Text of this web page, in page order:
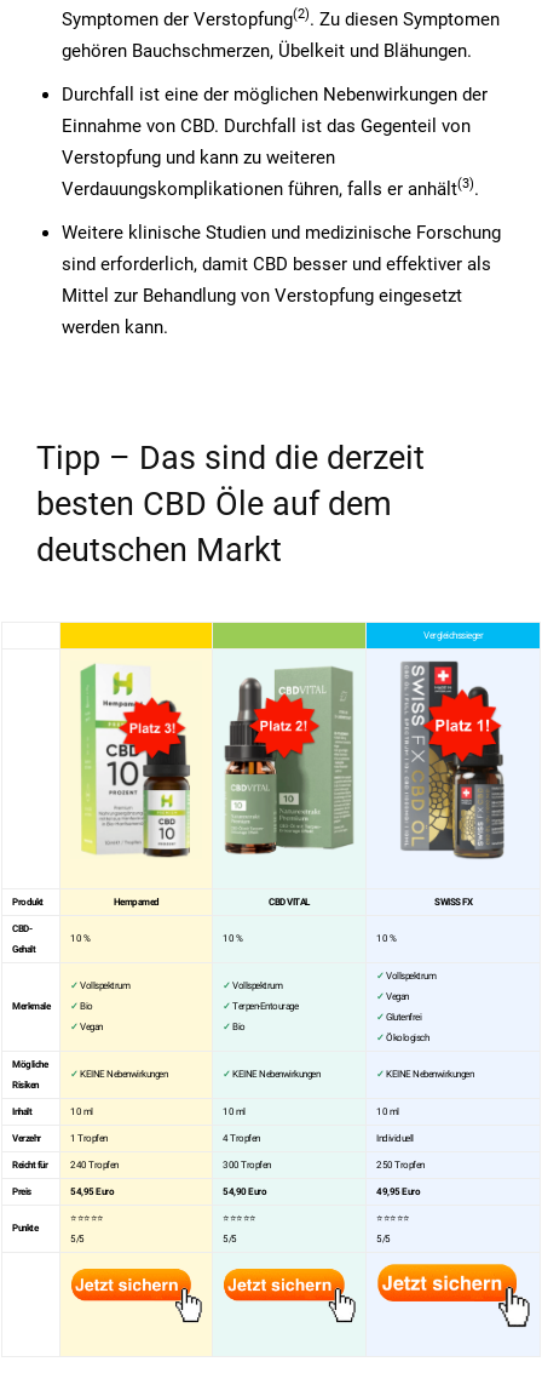
Symptomen der Verstopfung(2). Zu diesen Symptomen
gehören Bauchschmerzen, Übelkeit und Blähungen.
Durchfall ist eine der möglichen Nebenwirkungen der
Einnahme von CBD. Durchfall ist das Gegenteil von
Verstopfung und kann zu weiteren
Verdauungskomplikationen führen, falls er anhält(3).
Weitere klinische Studien und medizinische Forschung
sind erforderlich, damit CBD besser und effektiver als
Mittel zur Behandlung von Verstopfung eingesetzt
werden kann.
Tipp – Das sind die derzeit
besten CBD Öle auf dem
deutschen Markt
Vergleichssieger
Produkt Hempamed CBD VITAL SWISS FX
CBD-
Gehalt
10 % 10 % 10 %
Merkmale
✓ Vollspektrum
✓ Bio
✓ Vegan
✓ Vollspektrum
✓ Terpen-Entourage
✓ Bio
✓ Vollspektrum
✓ Vegan
✓ Glutenfrei
✓ Ökologisch
Mögliche
Risiken
✓ KEINE Nebenwirkungen ✓ KEINE Nebenwirkungen ✓ KEINE Nebenwirkungen
Inhalt 10 ml 10 ml 10 ml
Verzehr 1 Tropfen 4 Tropfen Individuell
Reicht für 240 Tropfen 300 Tropfen 250 Tropfen
Preis 54,95 Euro 54,90 Euro 49,95 Euro
Punkte
⭐⭐⭐⭐⭐
5/5
⭐⭐⭐⭐⭐
5/5
⭐⭐⭐⭐⭐
5/5